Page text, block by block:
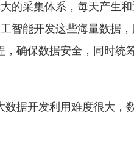
的采集体系，每天产生
智能开发这些海量数据
确保数据安全，同时统
据开发利用难度很大，